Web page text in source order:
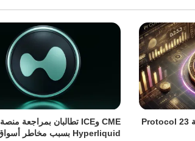
Pi Network تمدد مهلة ترقية Protocol 23
CME وICE تطالبان بمراجعة منصة
Hyperliquid بسبب مخاطر أسواق النفط